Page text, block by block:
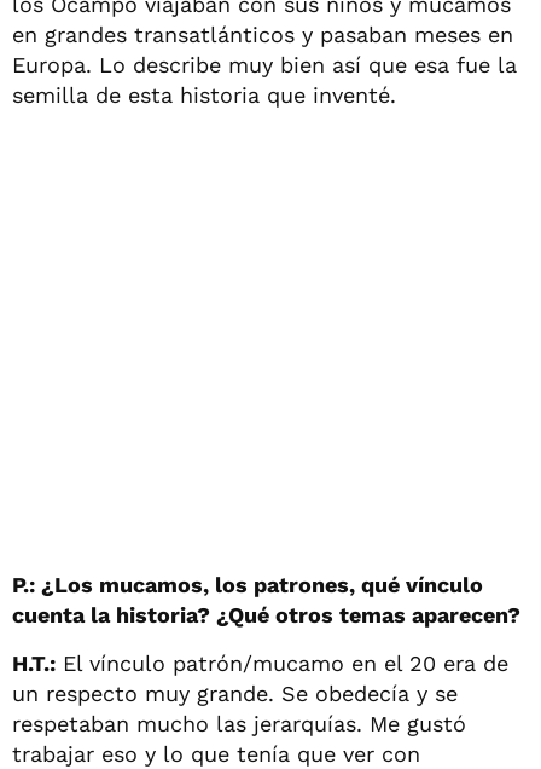
en grandes transatlánticos y pasaban meses en
Europa. Lo describe muy bien así que esa fue la
semilla de esta historia que inventé.
P.: ¿Los mucamos, los patrones, qué vínculo
cuenta la historia? ¿Qué otros temas aparecen?
H.T.: El vínculo patrón/mucamo en el 20 era de
un respecto muy grande. Se obedecía y se
respetaban mucho las jerarquías. Me gustó
trabajar eso y lo que tenía que ver con